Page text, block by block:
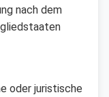
nach dem
oder juristische